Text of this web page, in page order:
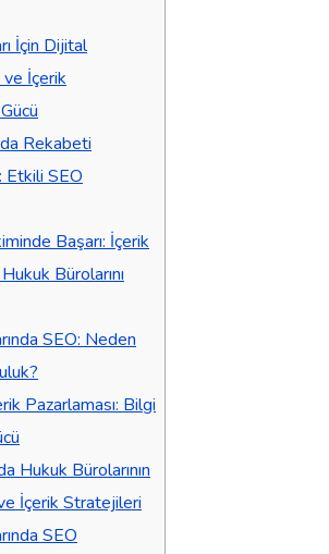
İçin Dijital
İçerik
Rekabeti
Etkili SEO
Başarı: İçerik
Bürolarını
SEO: Neden
Pazarlaması: Bilgi
Hukuk Bürolarının
İçerik Stratejileri
SEO